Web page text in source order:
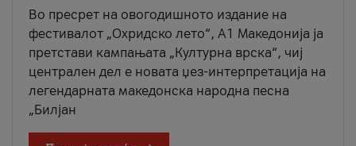
Во пресрет на овогодишното издание на
фестивалот „Охридско лето“, А1 Македонија ја
претстави кампањата „Културна врска“, чиј
централен дел е новата џез-интерпретација на
легендарната македонска народна песна
„Билјан